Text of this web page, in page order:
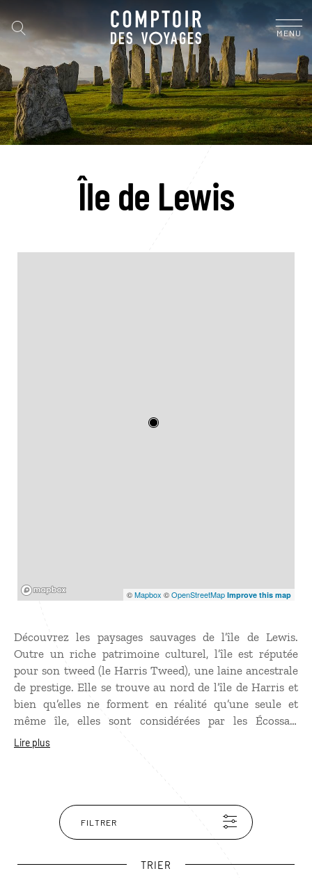
MENU
Île de Lewis
©Mapbox ©OpenStreetMap Improve this map
Découvrez les paysages sauvages de l’île de Lewis.
Outre un riche patrimoine culturel, l’île est réputée
pour son tweed (le Harris Tweed), une laine ancestrale
de prestige. Elle se trouve au nord de l’île de Harris et
bien qu’elles ne forment en réalité qu’une seule et
même île, elles sont considérées par les Écossais
comme deux îles distinctes. Recouverte de landes et de
chaume, ses menhirs de Calanais, son monolithe de
Clash an Truiseil, ou encore ses spectaculaires falaises
de Butt of Lewis vous transportent au temps des
Lire plus
FILTRER
TRIER